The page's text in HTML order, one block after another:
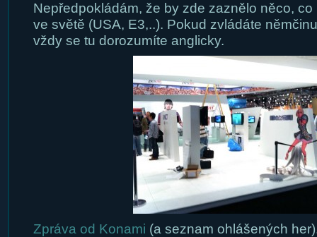
Nepředpokládám, že by zde zaznělo něco,
ve světě (USA, E3,..). Pokud zvládáte
vždy se tu dorozumíte anglicky.
Zpráva od Konami (a seznam ohlášených